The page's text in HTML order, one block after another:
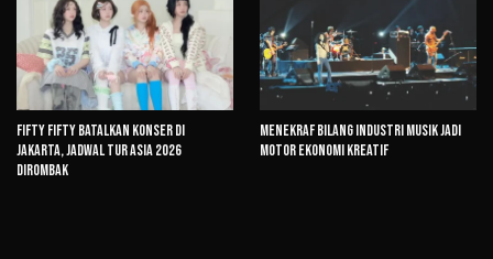
FIFTY FIFTY Batalkan Konser di
Jakarta, Jadwal Tur Asia 2026
Dirombak
Menekraf Bilang Industri Musik Jadi
Motor Ekonomi Kreatif